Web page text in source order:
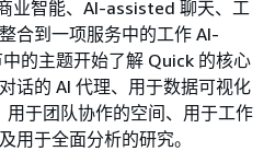
业智能、AI-assisted 聊天、工
合到一项服务中的工作 AI-
的主题开始了解 Quick 的核心
话的 AI 代理、用于数据可视化
于团队协作的空间、用于工作
用于全面分析的研究。